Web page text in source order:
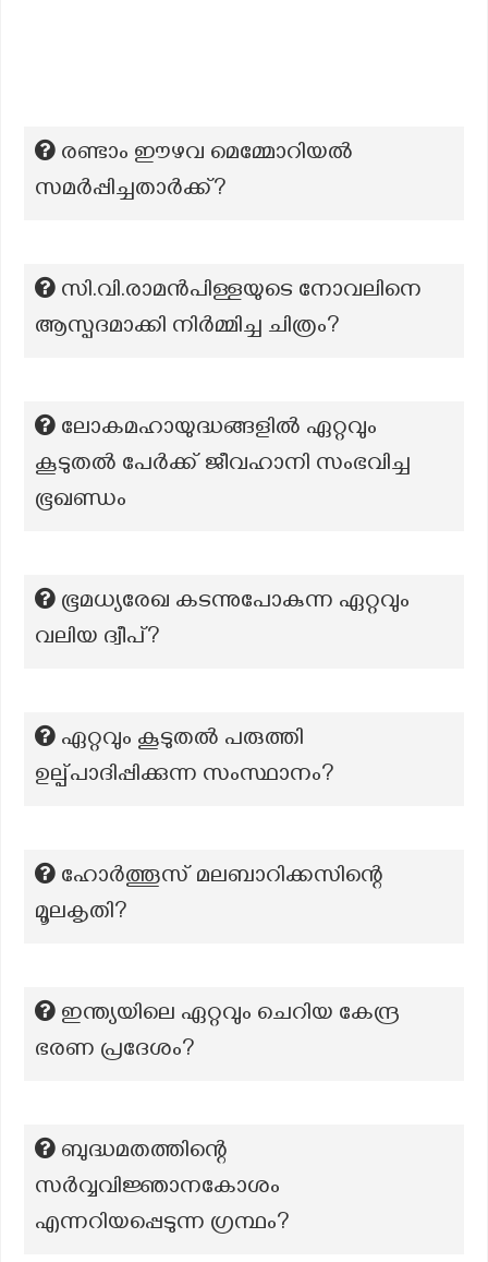
രണ്ടാം ഈഴവ മെമ്മോറിയൽ
സമർപ്പിച്ചതാർക്ക്?
സി.വി.രാമന്‍പിള്ളയുടെ നോവലിനെ
ആസ്പദമാക്കി നിര്‍മ്മിച്ച ചിത്രം?
ലോകമഹായുദ്ധങ്ങളിൽ ഏറ്റവും
കൂടുതൽ പേർക്ക് ജീവഹാനി സംഭവിച്ച
ഭൂഖണ്ഡം
ഭൂമധ്യരേഖ കടന്നുപോകുന്ന ഏറ്റവും
വലിയ ദ്വീപ്?
ഏറ്റവും കൂടുതല്‍ പരുത്തി
ഉല്പ്പാദിപ്പിക്കുന്ന സംസ്ഥാനം?
ഹോർത്തൂസ് മലബാറിക്കസിന്റെ
മൂലകൃതി?
ഇന്ത്യയിലെ ഏറ്റവും ചെറിയ കേന്ദ്ര
ഭരണ പ്രദേശം?
ബുദ്ധമതത്തിന്റെ
സർവ്വവിജ്ഞാനകോശം
എന്നറിയപ്പെടുന്ന ഗ്രന്ഥം?